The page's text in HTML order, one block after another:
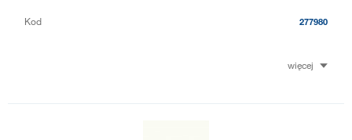
Kod 277980
więcej